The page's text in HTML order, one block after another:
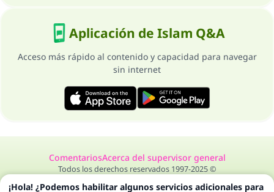
Aplicación de Islam Q&A
Acceso más rápido al contenido y capacidad para navegar
sin internet
ComentariosAcerca del supervisor general
Todos los derechos reservados 1997-2025 ©
¡Hola! ¿Podemos habilitar algunos servicios adicionales para